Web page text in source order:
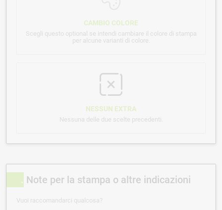
CAMBIO COLORE
Scegli questo optional se intendi cambiare il colore di stampa
per alcune varianti di colore.
NESSUN EXTRA
Nessuna delle due scelte precedenti.
Note per la stampa o altre indicazioni
Vuoi raccomandarci qualcosa?